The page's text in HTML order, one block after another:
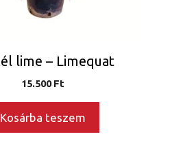
lime – Limequat
15.500Ft
Kosárba teszem